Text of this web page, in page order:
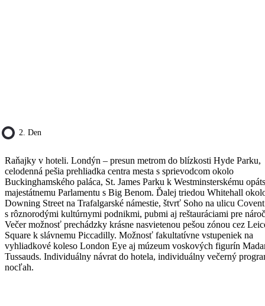
2. Den
Raňajky v hoteli. Londýn – presun metrom do blízkosti Hyde Parku,
celodenná pešia prehliadka centra mesta s sprievodcom okolo
Buckinghamského paláca, St. James Parku k Westminsterskému
majestátnemu Parlamentu s Big Benom. Ďalej triedou Whitehall
Downing Street na Trafalgarské námestie, štvrť Soho na ulicu
s rôznorodými kultúrnymi podnikmi, pubmi aj reštauráciami pre
Večer možnosť prechádzky krásne nasvietenou pešou zónou cez
Square k slávnemu Piccadilly. Možnosť fakultatívne vstupeniek na
vyhliadkové koleso London Eye aj múzeum voskových figurín
Tussauds. Individuálny návrat do hotela, individuálny večerný
nocľah.